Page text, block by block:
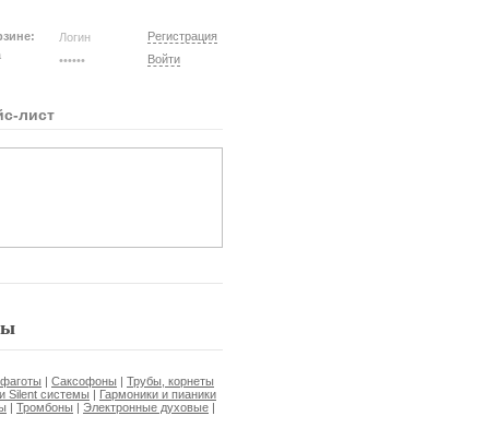
Регистрация
Войти
лист
| Саксофоны | Трубы, корнеты
Silent системы | Гармоники и пианики
| Тромбоны | Электронные духовые |